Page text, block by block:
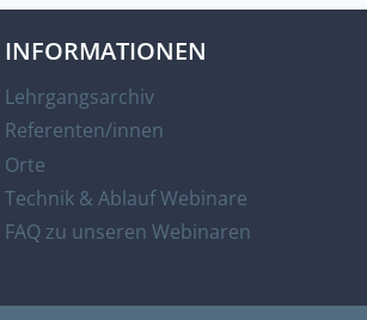
INFORMATIONEN
Lehrgangsarchiv
Referenten/innen
Orte
Technik & Ablauf Webinare
FAQ zu unseren Webinaren